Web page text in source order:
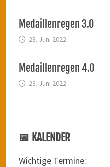
Medaillenregen 3.0
23. Juni 2022
Medaillenregen 4.0
23. Juni 2022
📅 KALENDER
Wichtige Termine: